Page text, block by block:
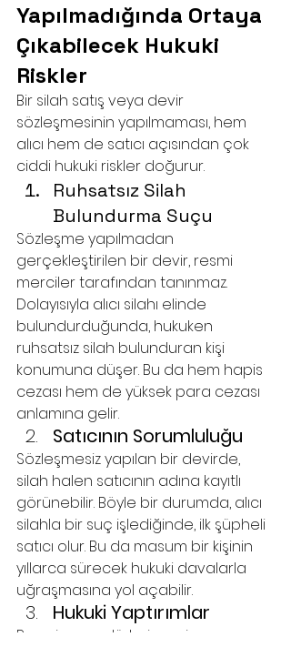
Yapılmadığında Ortaya
Çıkabilecek Hukuki
Riskler
Bir silah satış veya devir
sözleşmesinin yapılmaması, hem
alıcı hem de satıcı açısından çok
ciddi hukuki riskler doğurur.
Ruhsatsız Silah
Bulundurma Suçu
Sözleşme yapılmadan
gerçekleştirilen bir devir, resmi
merciler tarafından tanınmaz.
Dolayısıyla alıcı silahı elinde
bulundurduğunda, hukuken
ruhsatsız silah bulunduran kişi
konumuna düşer. Bu da hem hapis
cezası hem de yüksek para cezası
anlamına gelir.
Satıcının Sorumluluğu
Sözleşmesiz yapılan bir devirde,
silah halen satıcının adına kayıtlı
görünebilir. Böyle bir durumda, alıcı
silahla bir suç işlediğinde, ilk şüpheli
satıcı olur. Bu da masum bir kişinin
yıllarca sürecek hukuki davalarla
uğraşmasına yol açabilir.
Hukuki Yaptırımlar
Resmi prosedürlerin yerine